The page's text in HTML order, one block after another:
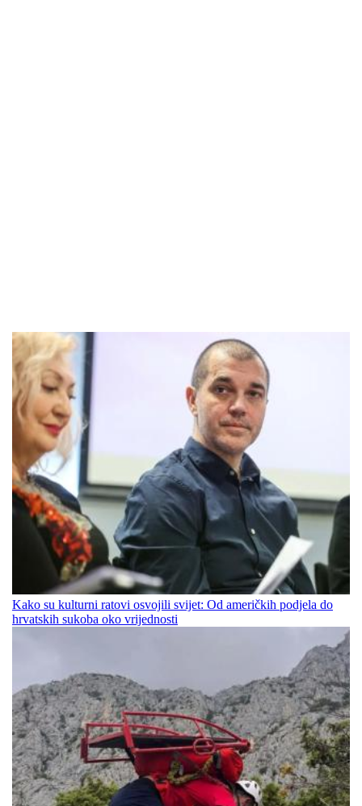
Kako su kulturni ratovi osvojili svijet: Od američkih podjela do
hrvatskih sukoba oko vrijednosti